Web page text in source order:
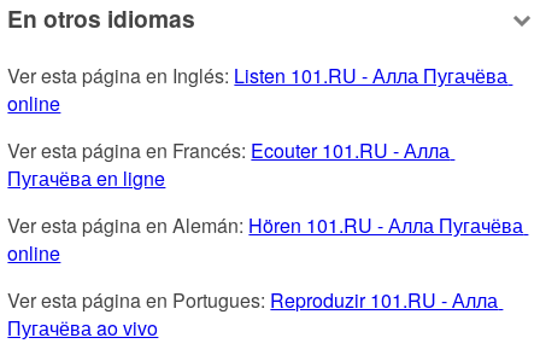
En otros idiomas
Ver esta página en Inglés: Listen 101.RU - Алла Пугачёва
online
Ver esta página en Francés: Ecouter 101.RU - Алла
Пугачёва en ligne
Ver esta página en Alemán: Hören 101.RU - Алла Пугачёва
online
Ver esta página en Portugues: Reproduzir 101.RU - Алла
Пугачёва ao vivo